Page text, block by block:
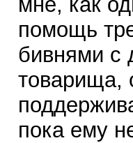
помощь
бивнями с
товарища,
пока ему